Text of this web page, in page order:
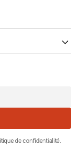
de confidentialité.